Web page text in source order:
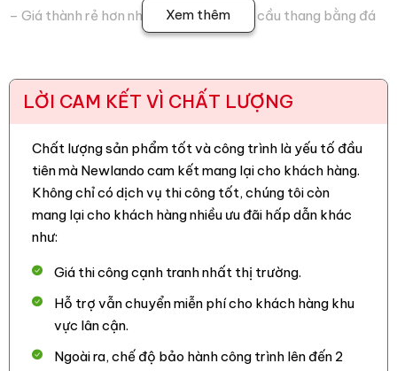
– Giá thành rẻ hơn nhiều so với làm bậc cầu thang bằng đá
– Xương gạch siêu cứng, bền màu, không lỗ rỗng, không lo ố
mốc hay rêu bám
– Gạch chống thấm, chống rạn nứt, chống trầy xước, mài
– Chất liệu Porcelain cao cấp, màusang trọng
Newlando đã thi công
Xem thêm
LỜI CAM KẾT VÌ CHẤT LƯỢNG
Chất lượng sản phẩm tốt và công trình là yếu tố đầu
tiên mà Newlando cam kết mang lại cho khách hàng.
Không chỉ có dịch vụ thi công tốt, chúng tôi còn
mang lại cho khách hàng nhiều ưu đãi hấp dẫn khác
như:
Giá thi công cạnh tranh nhất thị trường.
Hỗ trợ vẫn chuyển miễn phí cho khách hàng khu
vực lân cận.
Ngoài ra, chế độ bảo hành công trình lên đến 2